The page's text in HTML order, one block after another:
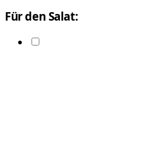
Für den Salat: